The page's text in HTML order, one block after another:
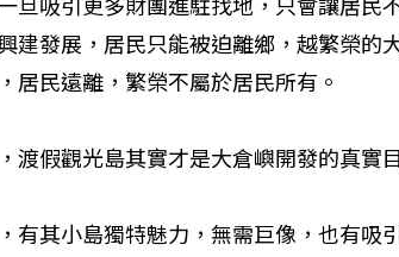
建發展，居民只能被迫離鄉，越繁榮的
居民遠離，繁榮不屬於居民所有。
渡假觀光島其實才是大倉嶼開發的真實
有其小島獨特魅力，無需巨像，也有吸